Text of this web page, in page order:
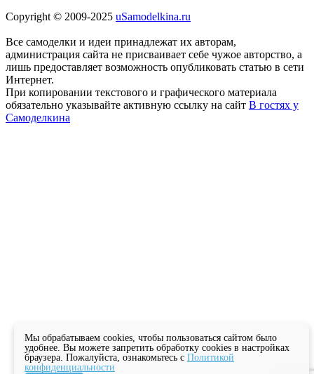
Copyright © 2009-2025 uSamodelkina.ru
Все самоделки и идеи принадлежат их авторам,
администрация сайта не присваивает себе чужое авторство, а
лишь предоставляет возможность опубликовать статью в сети
Интернет.
При копировании текстового и графического материала
обязательно указывайте активную ссылку на сайт В гостях у
Самоделкина
Мы обрабатываем cookies, чтобы пользоваться сайтом было
удобнее. Вы можете запретить обработку cookies в настройках
браузера. Пожалуйста, ознакомьтесь с Политикой
конфиденциальности